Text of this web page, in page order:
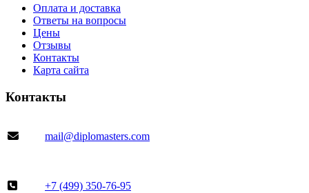
Оплата и доставка
Ответы на вопросы
Цены
Отзывы
Контакты
Карта сайта
Контакты
mail@diplomasters.com
+7 (499) 350-76-95